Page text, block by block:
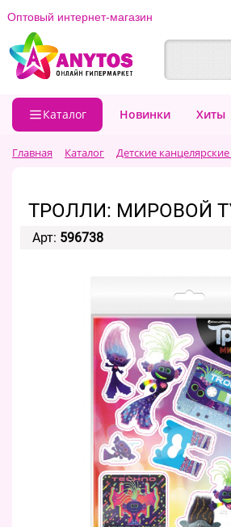
Оптовый интернет-магазин
Каталог Новинки Хиты
Главная Каталог Детские
ТРОЛЛИ: МИРОВОЙ
Арт: 596738